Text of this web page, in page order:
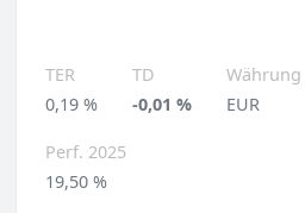
TER
0,19 %
TD
-0,01 %
Währung
EUR
Perf. 2025
19,50 %